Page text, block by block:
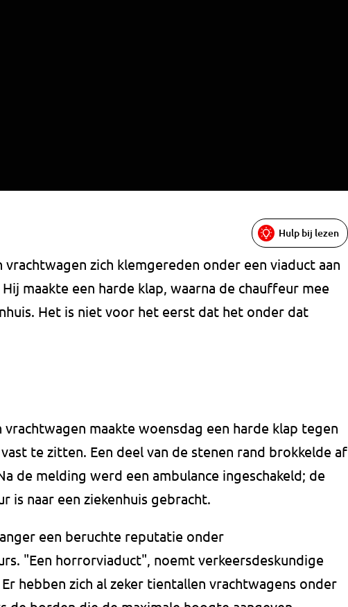
Hulp bij lezen
vrachtwagen zich klemgereden onder een viaduct aan
maakte een harde klap, waarna de chauffeur mee
Het is niet voor het eerst dat het onder dat
vrachtwagen maakte woensdag een harde klap tegen
te zitten. Een deel van de stenen rand brokkelde af
de melding werd een ambulance ingeschakeld; de
is naar een ziekenhuis gebracht.
een beruchte reputatie onder
"Een horrorviaduct", noemt verkeersdeskundige
hebben zich al zeker tientallen vrachtwagens onder